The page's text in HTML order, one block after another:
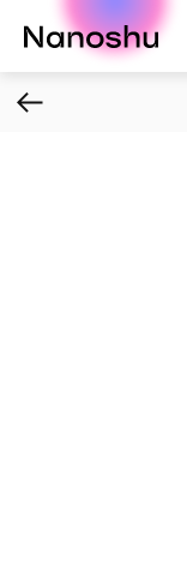
Nanoshu